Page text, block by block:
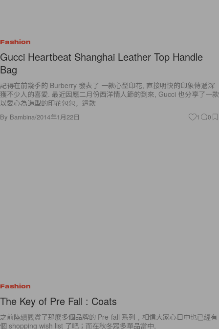
Fashion
Gucci Heartbeat Shanghai Leather Top Handle
Bag
記得在前幾季的 Burberry 發表了 一款心型印花, 直接明快的印象傳遞深
獲不少人的喜愛. 最近因應二月份西洋情人節的到來, Gucci 也分享了一款
以愛心為造型的印花包包。這款
By Bambina/2014年1月22日 1 0
Fashion
The Key of Pre Fall : Coats
之前陸續觀賞了那麼多個品牌的 Pre-fall 系列，相信大家心目中也已經有
個 shopping wish list 了吧；而在秋冬眾多單品當中,